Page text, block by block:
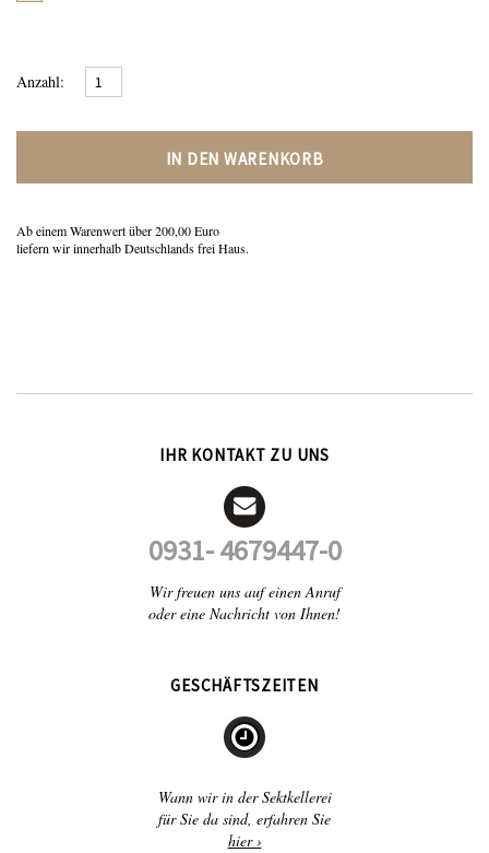
Anzahl:
IN DEN WARENKORB
Ab einem Warenwert über 200,00 Euro
liefern wir innerhalb Deutschlands frei Haus.
IHR KONTAKT ZU UNS
0931- 4679447-0
Wir freuen uns auf einen Anruf
oder eine Nachricht von Ihnen!
GESCHÄFTSZEITEN
Wann wir in der Sektkellerei
für Sie da sind, erfahren Sie
hier ›